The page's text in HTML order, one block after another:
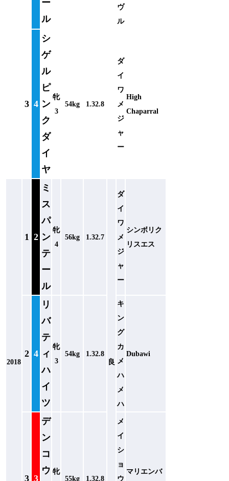
ー
ル
ヴ
ル
3 4
シ
ゲ
ル
ピ
ン
ク
ダ
イ
ヤ
牝
3
54kg 1.32.8
ダ
イ
ワ
メ
ジ
ャ
ー
High
Chaparral
2018
1 2
ミ
ス
パ
ン
テ
ー
ル
牝
4
56kg 1.32.7
良
ダ
イ
ワ
メ
ジ
ャ
ー
シンボリク
リスエス
2 4
リ
バ
テ
ィ
ハ
イ
ツ
牝
3
54kg 1.32.8
キ
ン
グ
カ
メ
ハ
メ
ハ
Dubawi
3 3
デ
ン
コ
ウ 牝
55kg 1.32.8
メ
イ
シ
ョ
ウ
マリエンバ